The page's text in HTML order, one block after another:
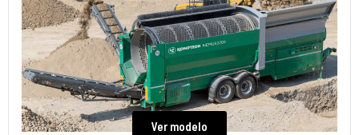
Ver modelo